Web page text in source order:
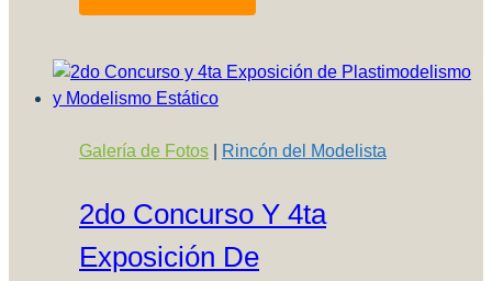
767-
300
Galería de Fotos
Rincón del Modelista
2do Concurso Y 4ta
Exposición De